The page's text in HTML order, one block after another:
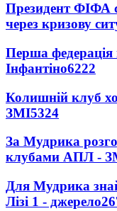
Президент ФІФА
через кризову
Перша федерація
Інфантіно6222
Колишній клуб
ЗМІ5324
За Мудрика
клубами АПЛ -
Для Мудрика
Лізі 1 - джерело